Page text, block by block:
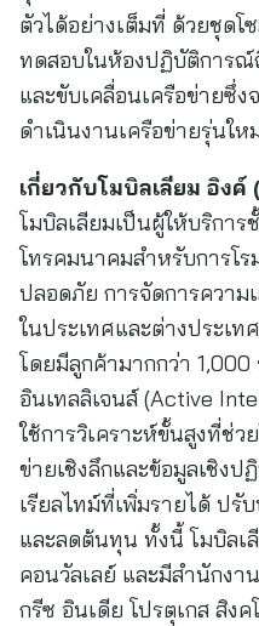
ตัวได้อย่างเต็มที่ ด้วยชุด
ทดสอบในห้องปฏิบัติการณ์
และขับเคลื่อนเครือข่ายซึ่
ดำเนินงานเครือข่ายรุ่นให
เกี่ยวกับโมบิลเลียม อิงค์
โมบิลเลียมเป็นผู้ให้บริกา
โทรคมนาคมสำหรับการโร
ปลอดภัย การจัดการความ
ในประเทศและต่างประเท
โดยมีลูกค้ามากกว่า
อินเทลลิเจนส์ (Active
ใช้การวิเคราะห์ขั้นสูงที่ช่ว
ข่ายเชิงลึกและข้อมูลเชิงป
เรียลไทม์ที่เพิ่มรายได้ ปรั
และลดต้นทุน ทั้งนี้ โมบิลเ
คอนวัลเลย์ และมีสำนักงา
กรีซ อินเดีย โปรตุเกส สิง